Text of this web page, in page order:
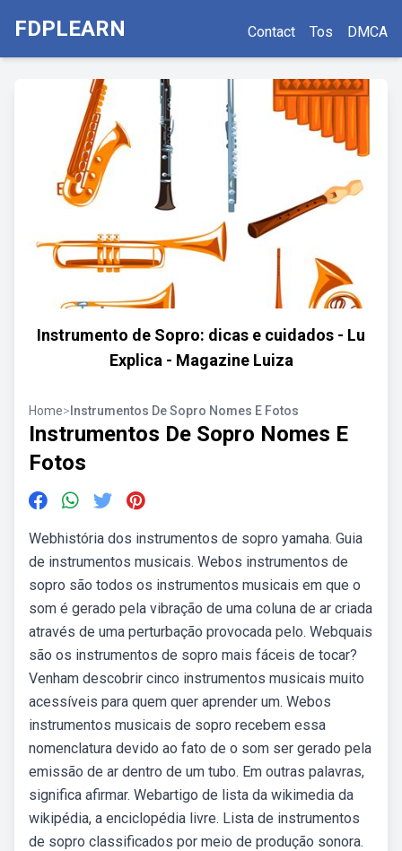
FDPLEARN Contact Tos DMCA
Instrumento de Sopro: dicas e cuidados - Lu
Explica - Magazine Luiza
Home> Instrumentos De Sopro Nomes E Fotos
Instrumentos De Sopro Nomes E
Fotos
Webhistória dos instrumentos de sopro yamaha. Guia
de instrumentos musicais. Webos instrumentos de
sopro são todos os instrumentos musicais em que o
som é gerado pela vibração de uma coluna de ar criada
através de uma perturbação provocada pelo. Webquais
são os instrumentos de sopro mais fáceis de tocar?
Venham descobrir cinco instrumentos musicais muito
acessíveis para quem quer aprender um. Webos
instrumentos musicais de sopro recebem essa
nomenclatura devido ao fato de o som ser gerado pela
emissão de ar dentro de um tubo. Em outras palavras,
significa afirmar. Webartigo de lista da wikimedia da
wikipédia, a enciclopédia livre. Lista de instrumentos
de sopro classificados por meio de produção sonora.